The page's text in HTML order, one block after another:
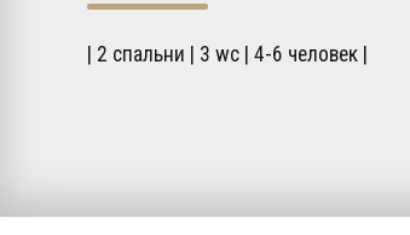
| 2 спальни | 3 wc | 4-6 человек |